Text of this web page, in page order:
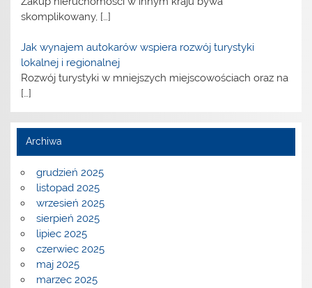
skomplikowany, […]
Jak wynajem autokarów wspiera rozwój turystyki
lokalnej i regionalnej
Rozwój turystyki w mniejszych miejscowościach oraz na
[…]
Archiwa
grudzień 2025
listopad 2025
wrzesień 2025
sierpień 2025
lipiec 2025
czerwiec 2025
maj 2025
marzec 2025